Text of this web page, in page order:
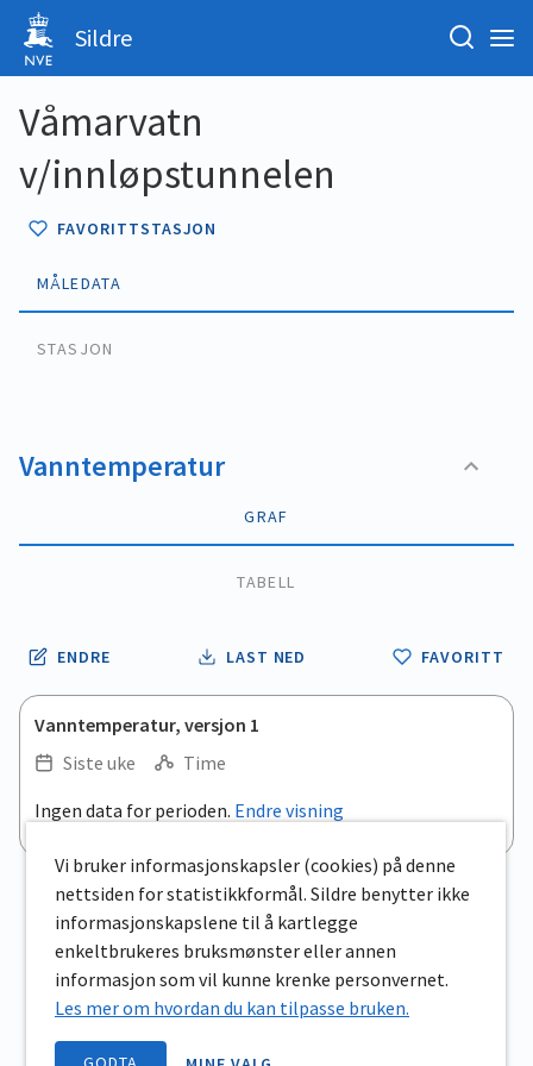
Sildre
Våmarvatn
v/innløpstunnelen
FAVORITTSTASJON
MÅLEDATA
STASJON
Vanntemperatur
GRAF
TABELL
ENDRE LAST NED FAVORITT
Vanntemperatur, versjon 1
Siste uke
Time
.
View as data table, .
Ingen data for perioden. Endre visning
Vi bruker informasjonskapsler (cookies) på denne
nettsiden for statistikkformål. Sildre benytter ikke
informasjonskapslene til å kartlegge
enkeltbrukeres bruksmønster eller annen
informasjon som vil kunne krenke personvernet.
Les mer om hvordan du kan tilpasse bruken.